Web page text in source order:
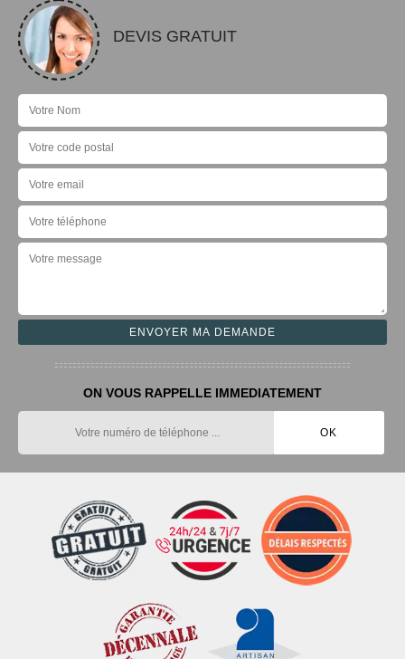
DEVIS GRATUIT
ON VOUS RAPPELLE IMMEDIATEMENT